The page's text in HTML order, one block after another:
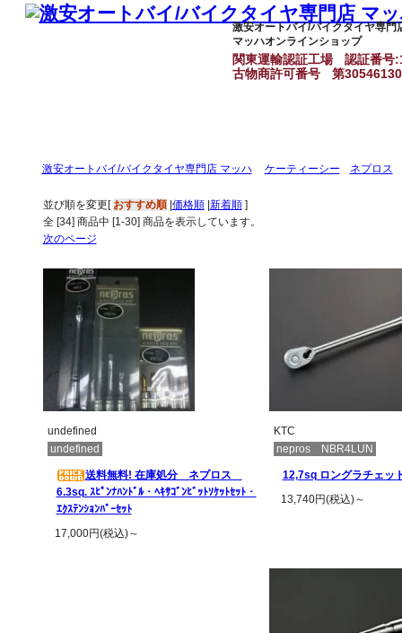
激安オートバイ/バイクタイヤ専門
マッハオンラインショップ
関東運輸認証工場
認証番号
古物商許可番号
第
激安オートバイ/バイクタイヤ専門店 マッハ ケーティーシー ネプロス
並び順を変更[ おすすめ順| 価格順| 新着順]
全 [34] 商品中 [1-30] 商品を表示しています。
次のページ
undefined
undefined
送料無料! 在庫処分 ネプロス
6.3sq. ｽﾋﾟﾝﾅﾊﾝﾄﾞﾙ・ﾍｷｻｺﾞﾝﾋﾞｯﾄｿｹｯﾄｾｯﾄ・
ｴｸｽﾃﾝｼｮﾝﾊﾞｰｾｯﾄ
17,000円(税込)～
KTC
nepros NBR4LUN
12,7sq ロングラチェッ
13,740円(税込)～